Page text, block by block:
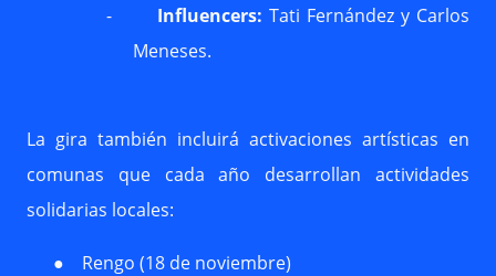
- Influencers: Tati Fernández y Carlos
Meneses.
La gira también incluirá activaciones artísticas en
comunas que cada año desarrollan actividades
solidarias locales:
● Rengo (18 de noviembre)